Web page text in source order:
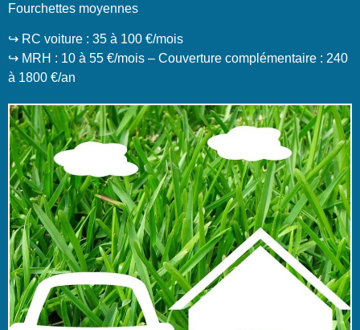
Fourchettes moyennes
↪️ RC voiture : 35 à 100 €/mois
↪️ MRH : 10 à 55 €/mois – Couverture complémentaire : 240
à 1800 €/an